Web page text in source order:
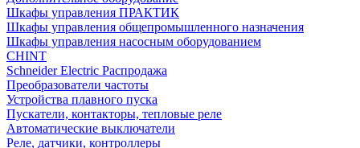
Шкафы управления ПРАКТИК
Шкафы управления общепромышленного назначения
Шкафы управления насосным оборудованием
CHINT
Schneider Electric Распродажа
Преобразователи частоты
Устройства плавного пуска
Пускатели, контакторы, тепловые реле
Автоматические выключатели
Реле, датчики, контроллеры